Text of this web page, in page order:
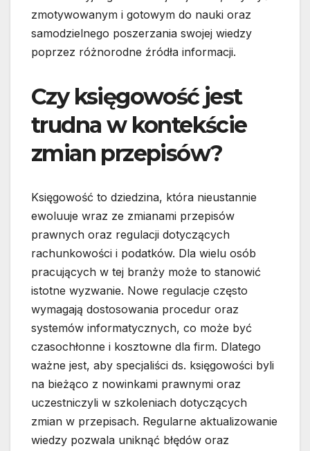
zmotywowanym i gotowym do nauki oraz
samodzielnego poszerzania swojej wiedzy
poprzez różnorodne źródła informacji.
Czy księgowość jest
trudna w kontekście
zmian przepisów?
Księgowość to dziedzina, która nieustannie
ewoluuje wraz ze zmianami przepisów
prawnych oraz regulacji dotyczących
rachunkowości i podatków. Dla wielu osób
pracujących w tej branży może to stanowić
istotne wyzwanie. Nowe regulacje często
wymagają dostosowania procedur oraz
systemów informatycznych, co może być
czasochłonne i kosztowne dla firm. Dlatego
ważne jest, aby specjaliści ds. księgowości byli
na bieżąco z nowinkami prawnymi oraz
uczestniczyli w szkoleniach dotyczących
zmian w przepisach. Regularne aktualizowanie
wiedzy pozwala uniknąć błędów oraz